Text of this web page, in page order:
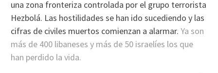
una zona fronteriza controlada por el grupo terrorista
Hezbolá. Las hostilidades se han ido sucediendo y las
cifras de civiles muertos comienzan a alarmar.Ya son
más de 400 libaneses y más de 50 israelí­es los que
han perdido la vida.